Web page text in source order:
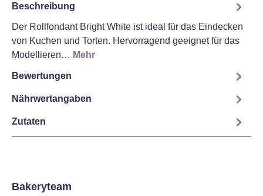
Beschreibung
Der Rollfondant Bright White ist ideal für das Eindecken
von Kuchen und Torten. Hervorragend geeignet für das
Modellieren… Mehr
Bewertungen
Nährwertangaben
Zutaten
Bakeryteam